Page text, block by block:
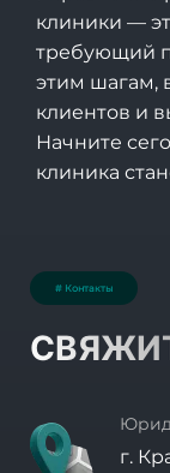
клиники —
требующий
этим шагам,
клиентов и
Начните
клиника
# Контакты
г.